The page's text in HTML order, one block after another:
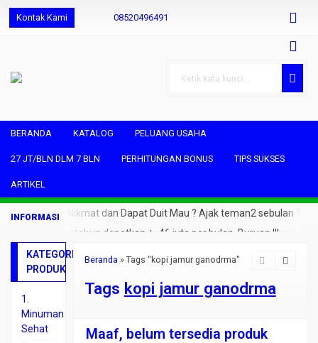
Kontak Kami 08520496491
BERANDA KATALOG PELUANG USAHA
27 JT/BLN DLM 7 BLN PERHITUNGAN BONUS TIPS SUKSES
ARTIKEL
Ngopi Sehat Nikmat dan Dapat Duit Mau ? Ajak teman2 sebulan 1
orang saja.. setahun dapatkan +- 46 juta per bulan. Buruan !!!
Beranda» Tags "kopi jamur ganodrma"
Tags kopi jamur ganodrma
Maaf, belum tersedia produk
KATEGORI
PRODUK
1.
Minuman
Sehat